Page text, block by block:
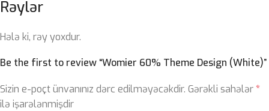
Rəylər
Hələ ki, rəy yoxdur.
Be the first to review “Womier 60% Theme Design (White)”
Sizin e-poçt ünvanınız dərc edilməyəcəkdir. Gərəkli sahələr*
ilə işarələnmişdir